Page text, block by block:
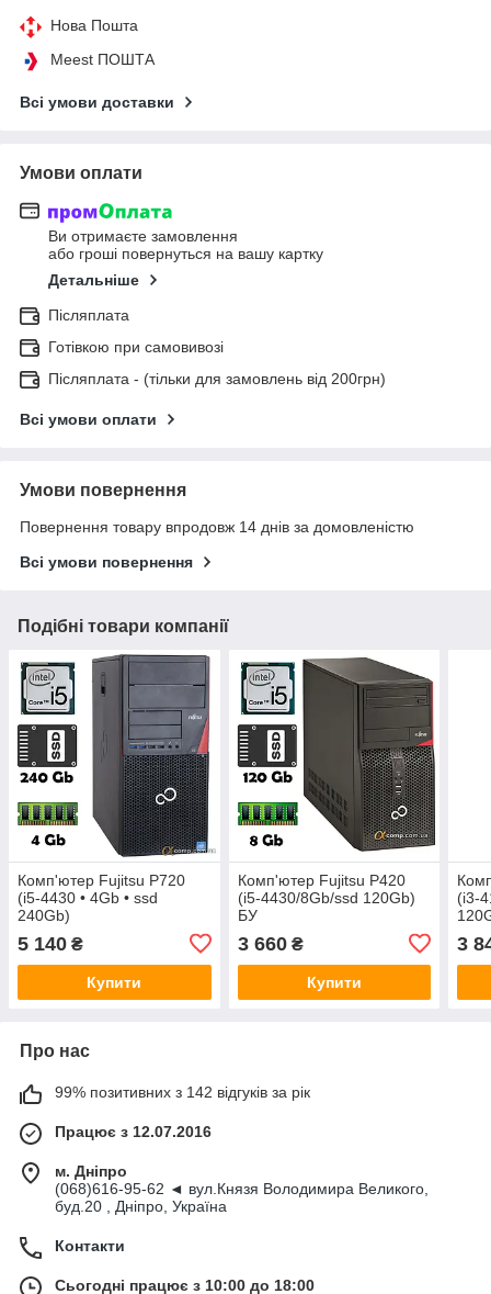
Нова Пошта
Meest ПОШТА
Всі умови доставки
Умови оплати
Ви отримаєте замовлення
або гроші повернуться на вашу картку
Детальніше
Післяплата
Готівкою при самовивозі
Післяплата - (тільки для замовлень від 200грн)
Всі умови оплати
Умови повернення
Повернення товару впродовж 14 днів за домовленістю
Всі умови повернення
Подібні товари компанії
Комп'ютер Fujitsu P720
(i5-4430 • 4Gb • ssd
240Gb)
5 140 ₴
Купити
Комп'ютер Fujitsu P420
(i5-4430/8Gb/ssd 120Gb)
БУ
3 660₴
Купити
(i3-
3
Про нас
99% позитивних з 142 відгуків за рік
Працює з 12.07.2016
м. Дніпро
(068)616-95-62 ◄ вул.Князя Володимира Великого,
буд.20 , Дніпро, Україна
Контакти
Сьогодні працює з 10:00 до 18:00